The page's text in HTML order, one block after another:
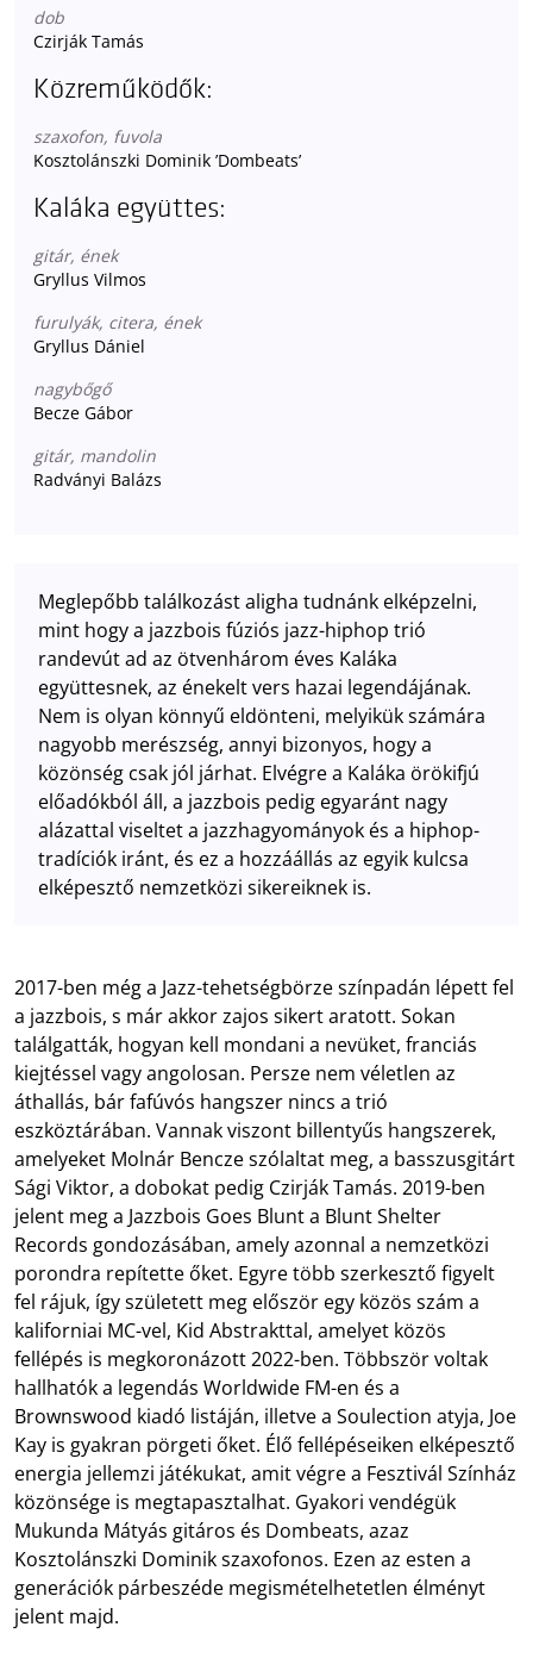
dob
Czirják Tamás
Közreműködők:
szaxofon, fuvola
Kosztolánszki Dominik ’Dombeats’
Kaláka együttes:
gitár, ének
Gryllus Vilmos
furulyák, citera, ének
Gryllus Dániel
nagybőgő
Becze Gábor
gitár, mandolin
Radványi Balázs
Meglepőbb találkozást aligha tudnánk elképzelni,
mint hogy a jazzbois fúziós jazz-hiphop trió
randevút ad az ötvenhárom éves Kaláka
együttesnek, az énekelt vers hazai legendájának.
Nem is olyan könnyű eldönteni, melyikük számára
nagyobb merészség, annyi bizonyos, hogy a
közönség csak jól járhat. Elvégre a Kaláka örökifjú
előadókból áll, a jazzbois pedig egyaránt nagy
alázattal viseltet a jazzhagyományok és a hiphop-
tradíciók iránt, és ez a hozzáállás az egyik kulcsa
elképesztő nemzetközi sikereiknek is.
2017-ben még a Jazz-tehetségbörze színpadán lépett fel
a jazzbois, s már akkor zajos sikert aratott. Sokan
találgatták, hogyan kell mondani a nevüket, franciás
kiejtéssel vagy angolosan. Persze nem véletlen az
áthallás, bár fafúvós hangszer nincs a trió
eszköztárában. Vannak viszont billentyűs hangszerek,
amelyeket Molnár Bencze szólaltat meg, a basszusgitárt
Sági Viktor, a dobokat pedig Czirják Tamás. 2019-ben
jelent meg a Jazzbois Goes Blunt a Blunt Shelter
Records gondozásában, amely azonnal a nemzetközi
porondra repítette őket. Egyre több szerkesztő figyelt
fel rájuk, így született meg először egy közös szám a
kaliforniai MC-vel, Kid Abstrakttal, amelyet közös
fellépés is megkoronázott 2022-ben. Többször voltak
hallhatók a legendás Worldwide FM-en és a
Brownswood kiadó listáján, illetve a Soulection atyja, Joe
Kay is gyakran pörgeti őket. Élő fellépéseiken elképesztő
energia jellemzi játékukat, amit végre a Fesztivál Színház
közönsége is megtapasztalhat. Gyakori vendégük
Mukunda Mátyás gitáros és Dombeats, azaz
Kosztolánszki Dominik szaxofonos. Ezen az esten a
generációk párbeszéde megismételhetetlen élményt
jelent majd.